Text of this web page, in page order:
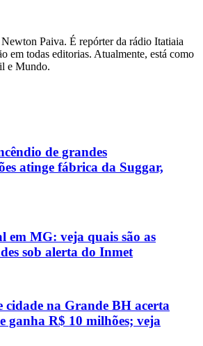
Paiva. É repórter da rádio Itatiaia
em todas editorias. Atualmente, está como
e Mundo.
de grandes
atinge fábrica da Suggar,
em MG: veja quais são as
sob alerta do Inmet
cidade na Grande BH acerta
ganha R$ 10 milhões; veja